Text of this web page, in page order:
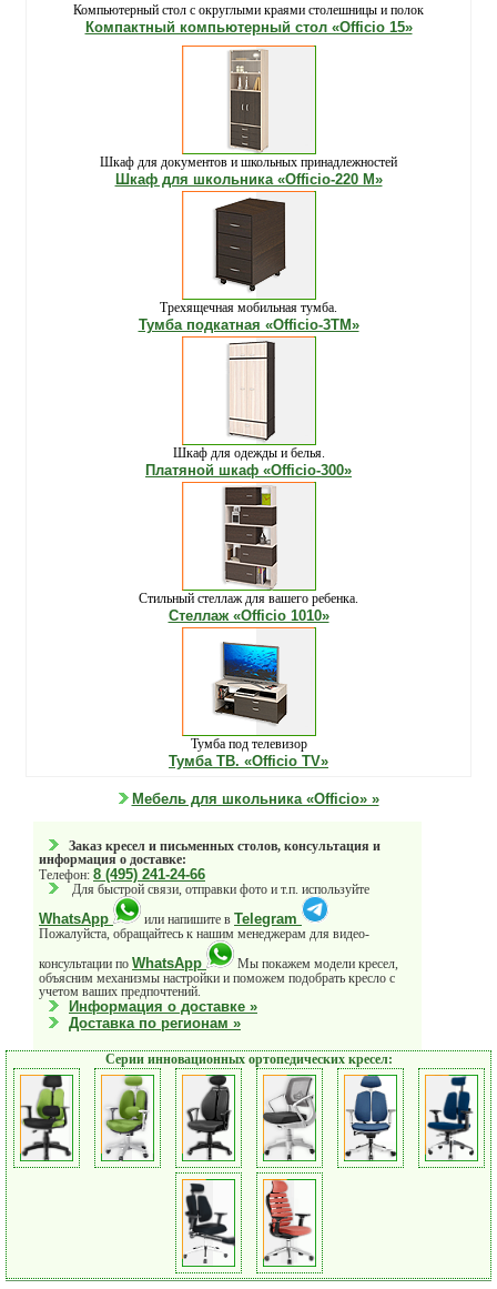
Компьютерный стол с округлыми краями столешницы и полок
Компактный компьютерный стол «Officio 15»
Шкаф для документов и школьных принадлежностей
Шкаф для школьника «Officio-220 М»
Трехящечная мобильная тумба.
Тумба подкатная «Officio-3ТМ»
Шкаф для одежды и белья.
Платяной шкаф «Officio-300»
Стильный стеллаж для вашего ребенка.
Стеллаж «Officio 1010»
Тумба под телевизор
Тумба ТВ. «Officio TV»
Мебель для школьника «Officio» »
Заказ кресел и письменных столов, консультация и
информация о доставке:
Телефон: 8 (495) 241-24-66
Для быстрой связи, отправки фото и т.п. используйте
WhatsApp или напишите в Telegram
Пожалуйста, обращайтесь к нашим менеджерам для видео-
консультации по WhatsApp
Мы покажем модели кресел,
объясним механизмы настройки и поможем подобрать кресло с
учетом ваших предпочтений.
Информация о доставке »
Доставка по регионам »
Серии инновационных ортопедических кресел: